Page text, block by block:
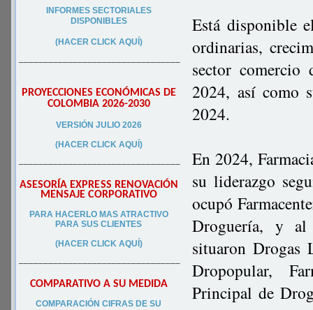
INFORMES SECTORIALES
DISPONIBLES
(HACER CLICK AQUÍ)
–––––––––––––––––––––––––––––––––
PROYECCIONES ECONÓMICAS DE
COLOMBIA 2026-2030
VERSIÓN JULIO 2026
(HACER CLICK AQUÍ)
–––––––––––––––––––––––––––––––––
ASESORÍA EXPRESS RENOVACIÓN
MENSAJE CORPORATIVO
PARA HACERLO MAS ATRACTIVO
PARA SUS CLIENTES
(HACER CLICK AQUÍ)
–––––––––––––––––––––––––––––––––
COMPARATIVO A SU MEDIDA
COMPARACIÓN CIFRAS DE SU
Está disponible
ordinarias,
sector comercio
2024, así como
2024.
En 2024,
su liderazgo
ocupó
Droguería, y al
situaron Drogas
Dropopular,
Principal de